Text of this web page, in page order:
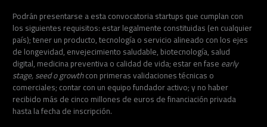
Podrán presentarse a esta convocatoria startups que cumplan con
los siguientes requisitos: estar legalmente constituidas (en cualquier
país); tener un producto, tecnología o servicio alineado con los ejes
de longevidad, envejecimiento saludable, biotecnología, salud
digital, medicina preventiva o calidad de vida; estar en faseearly
stage, seed o growthcon primeras validaciones técnicas o
comerciales; contar con un equipo fundador activo; y no haber
recibido más de cinco millones de euros de financiación privada
hasta la fecha de inscripción.